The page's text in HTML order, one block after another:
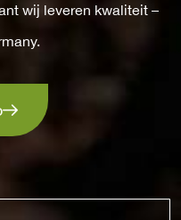
wij leveren kwaliteit –